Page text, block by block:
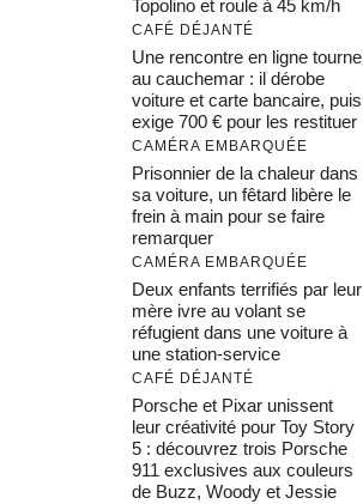
Topolino et roule à 45 km/h
CAFÉ DÉJANTÉ
Une rencontre en ligne tourne
au cauchemar : il dérobe
voiture et carte bancaire, puis
exige 700 € pour les restituer
CAMÉRA EMBARQUÉE
Prisonnier de la chaleur dans
sa voiture, un fêtard libère le
frein à main pour se faire
remarquer
CAMÉRA EMBARQUÉE
Deux enfants terrifiés par leur
mère ivre au volant se
réfugient dans une voiture à
une station-service
CAFÉ DÉJANTÉ
Porsche et Pixar unissent
leur créativité pour Toy Story
5 : découvrez trois Porsche
911 exclusives aux couleurs
de Buzz, Woody et Jessie